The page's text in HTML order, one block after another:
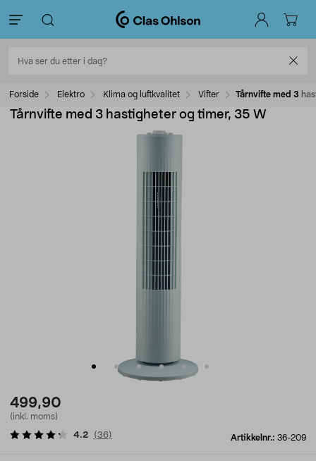
Forside Elektro Klima og luftkvalitet Vifter Tårnvifte med 3
Tårnvifte med 3 hastigheter og timer, 35 W
499,90
(inkl. moms)
Artikkelnr.: 36-209
4.2 (36)